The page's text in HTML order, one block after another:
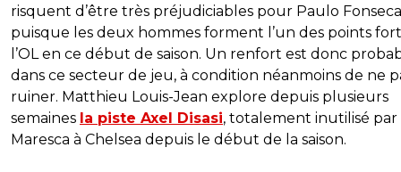
risquent d’être très préjudiciables pour Paulo Fonseca
puisque les deux hommes forment l’un des points
l’OL en ce début de saison. Un renfort est donc
dans ce secteur de jeu, à condition néanmoins de ne
ruiner. Matthieu Louis-Jean explore depuis plusieurs
semaines la piste Axel Disasi, totalement inutilisé par
Maresca à Chelsea depuis le début de la saison.